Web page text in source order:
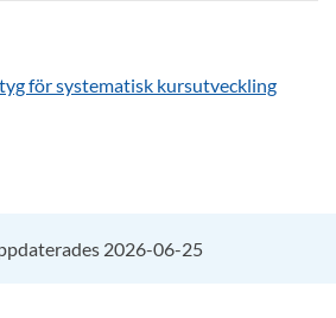
för systematisk kursutveckling
2026-06-25